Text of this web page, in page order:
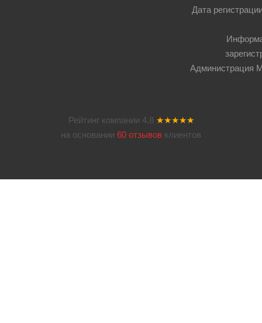
Дата
Администрация
Рейтинг компании 4.8 ★★★★★
на основании 60 отзывов клиентов